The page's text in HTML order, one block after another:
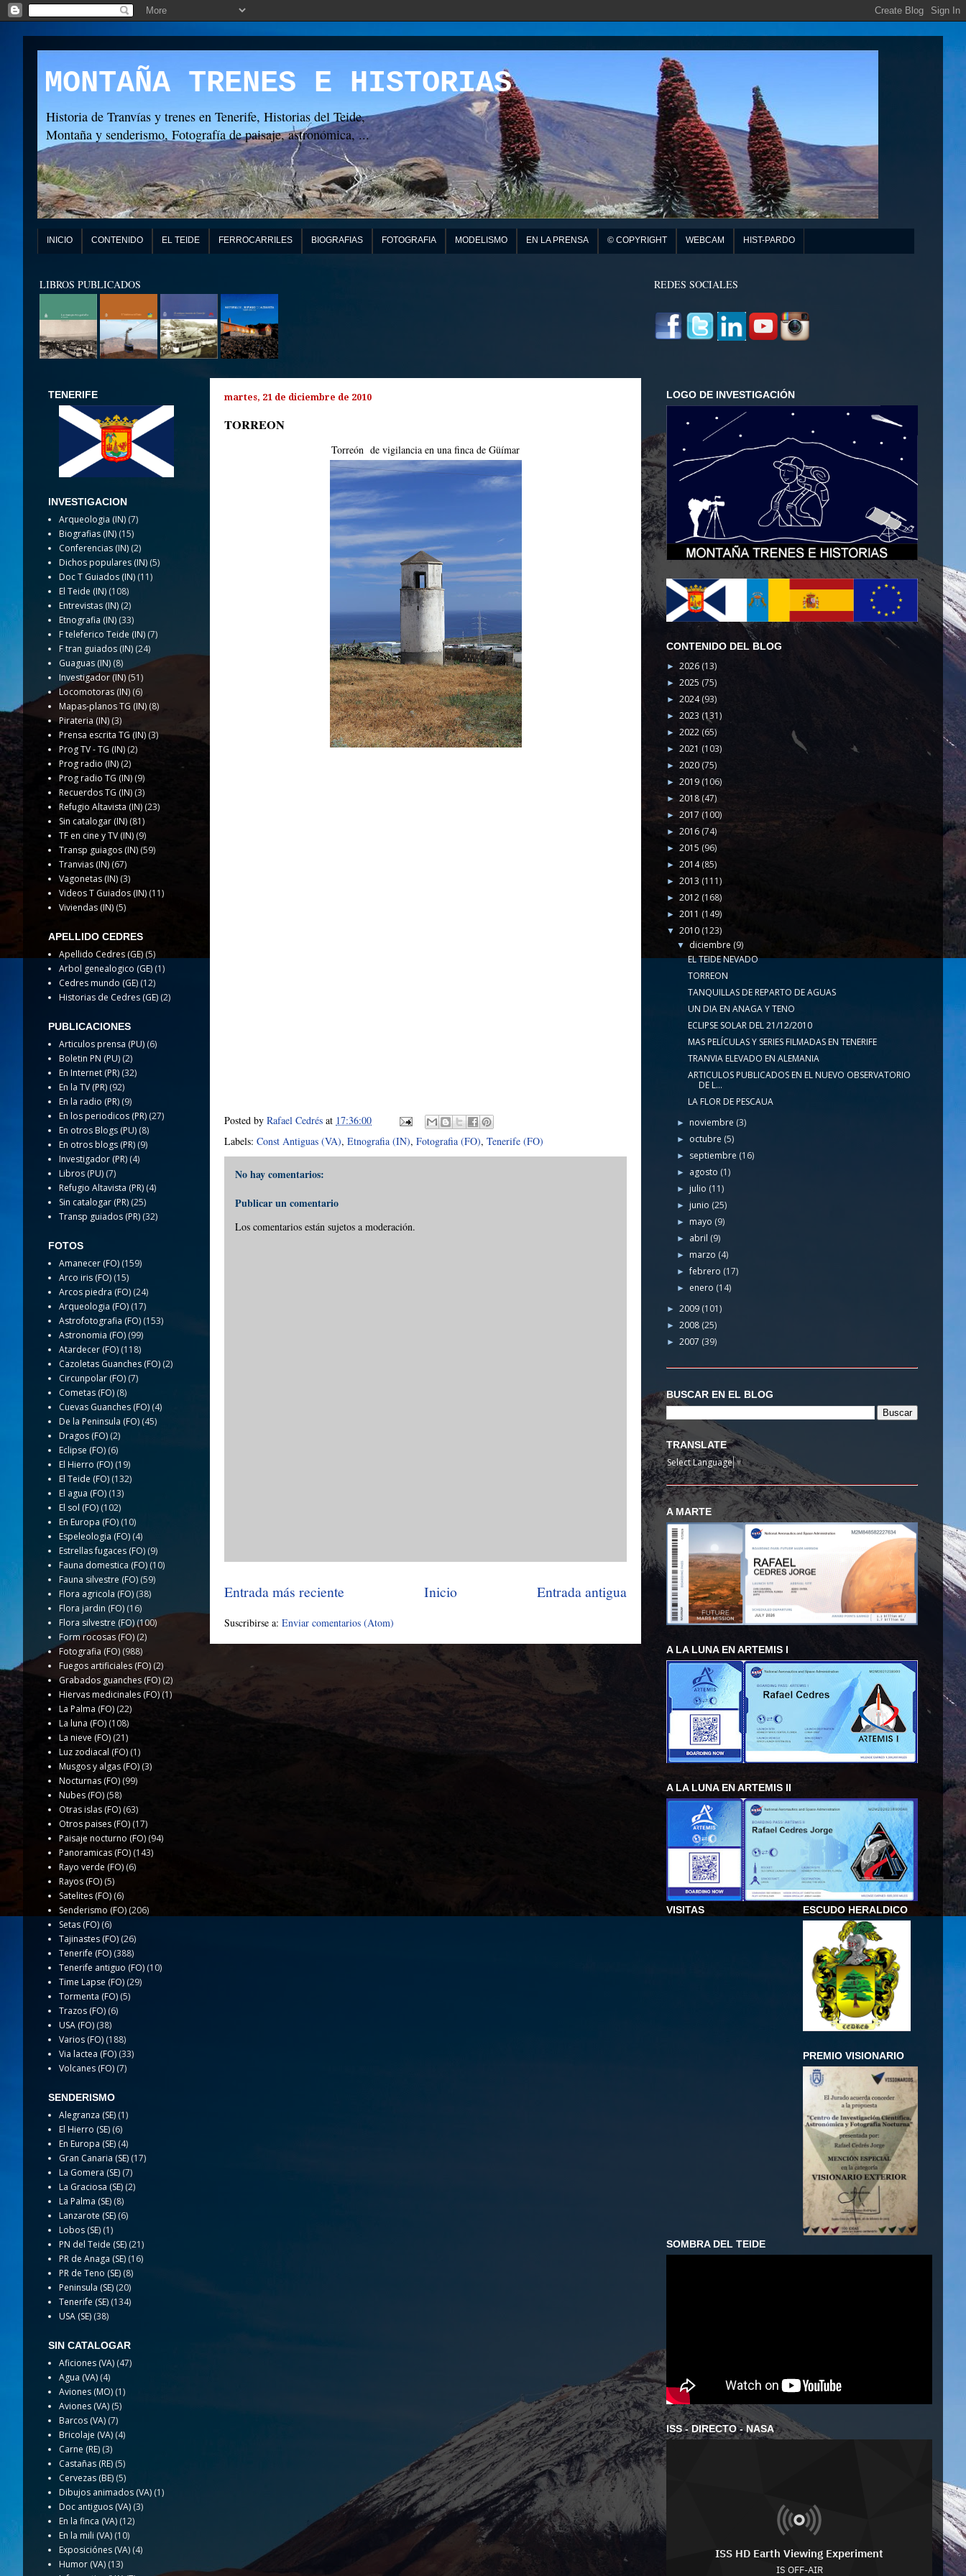
MONTAÑA TRENES E HISTORIAS
Historia de Tranvías y trenes en Tenerife, Historias del Teide,
Montaña y senderismo, Fotografía de paisaje, astronómica, ...
INICIO CONTENIDO EL TEIDE FERROCARRILES BIOGRAFIAS FOTOGRAFIA MODELISMO EN LA PRENSA © COPYRIGHT WEBCAM HIST-PARDO
LIBROS PUBLICADOS REDES SOCIALES
martes, 21 de diciembre de 2010
TORREON
Torreón de vigilancia en una finca de Güímar
Posted by Rafael Cedrés at 17:36:00
Labels: Const Antiguas (VA), Etnografia (IN), Fotografia (FO), Tenerife (FO)
No hay comentarios:
Publicar un comentario
Los comentarios están sujetos a moderación.
Entrada más reciente Entrada antigua
Inicio
Suscribirse a: Enviar comentarios (Atom)
TENERIFE
INVESTIGACION
Arqueologia (IN) (7)
Biografias (IN) (15)
Conferencias (IN) (2)
Dichos populares (IN) (5)
Doc T Guiados (IN) (11)
El Teide (IN) (108)
Entrevistas (IN) (2)
Etnografia (IN) (33)
F teleferico Teide (IN) (7)
F tran guiados (IN) (24)
Guaguas (IN) (8)
Investigador (IN) (51)
Locomotoras (IN) (6)
Mapas-planos TG (IN) (8)
Pirateria (IN) (3)
Prensa escrita TG (IN)(3)
Prog TV - TG (IN) (2)
Prog radio (IN) (2)
Prog radio TG (IN) (9)
Recuerdos TG (IN) (3)
Refugio Altavista (IN) (23)
Sin catalogar (IN) (81)
TF en cine y TV (IN) (9)
Transp guiagos (IN)(59)
Tranvias (IN) (67)
Vagonetas (IN) (3)
Videos T Guiados (IN) (11)
Viviendas (IN) (5)
APELLIDO CEDRES
Apellido Cedres (GE) (5)
Arbol genealogico (GE) (1)
Cedres mundo (GE) (12)
Historias de Cedres (GE) (2)
PUBLICACIONES
Articulos prensa (PU) (6)
Boletin PN (PU) (2)
En Internet (PR) (32)
En la TV (PR) (92)
En la radio (PR) (9)
En los periodicos (PR) (27)
En otros Blogs (PU) (8)
En otros blogs (PR) (9)
Investigador (PR) (4)
Libros (PU) (7)
Refugio Altavista (PR) (4)
Sin catalogar (PR) (25)
Transp guiados (PR) (32)
FOTOS
Amanecer (FO) (159)
Arco iris (FO) (15)
Arcos piedra (FO) (24)
Arqueologia (FO) (17)
Astrofotografia (FO) (153)
Astronomia (FO) (99)
Atardecer (FO) (118)
Cazoletas Guanches (FO) (2)
Circunpolar (FO) (7)
Cometas (FO) (8)
Cuevas Guanches (FO) (4)
De la Peninsula (FO) (45)
Dragos (FO) (2)
Eclipse (FO) (6)
El Hierro (FO) (19)
El Teide (FO) (132)
El agua (FO) (13)
El sol (FO) (102)
En Europa (FO) (10)
Espeleologia (FO) (4)
Estrellas fugaces (FO) (9)
Fauna domestica (FO) (10)
Fauna silvestre (FO) (59)
Flora agricola (FO) (38)
Flora jardin (FO) (16)
Flora silvestre (FO)(100)
Form rocosas (FO) (2)
Fotografia (FO) (988)
Fuegos artificiales (FO) (2)
Grabados guanches (FO) (2)
Hiervas medicinales (FO)(1)
La Palma (FO) (22)
La luna (FO) (108)
La nieve (FO) (21)
Luz zodiacal (FO) (1)
Musgos y algas (FO) (3)
Nocturnas (FO) (99)
Nubes (FO) (58)
Otras islas (FO) (63)
Otros paises (FO) (17)
Paisaje nocturno (FO) (94)
Panoramicas (FO) (143)
Rayo verde (FO) (6)
Rayos (FO) (5)
Satelites (FO) (6)
Senderismo (FO) (206)
Setas (FO) (6)
Tajinastes (FO) (26)
Tenerife (FO) (388)
Tenerife antiguo (FO) (10)
Time Lapse (FO) (29)
Tormenta (FO) (5)
Trazos (FO) (6)
USA (FO) (38)
Varios (FO) (188)
Via lactea (FO) (33)
Volcanes (FO) (7)
SENDERISMO
Alegranza (SE) (1)
El Hierro (SE) (6)
En Europa (SE) (4)
Gran Canaria (SE) (17)
La Gomera (SE) (7)
La Graciosa (SE) (2)
La Palma (SE) (8)
Lanzarote (SE) (6)
Lobos (SE) (1)
PN del Teide (SE) (21)
PR de Anaga (SE) (16)
PR de Teno (SE) (8)
Peninsula (SE) (20)
Tenerife (SE) (134)
USA (SE) (38)
SIN CATALOGAR
Aficiones (VA) (47)
Agua (VA) (4)
Aviones (MO) (1)
Aviones (VA) (5)
Barcos (VA) (7)
Bricolaje (VA) (4)
Carne (RE) (3)
Castañas (RE) (5)
Cervezas (BE) (5)
Dibujos animados (VA) (1)
Doc antiguos (VA) (3)
En la finca (VA) (12)
En la mili (VA) (10)
Exposiciónes (VA) (4)
Humor (VA) (13)
LOGO DE INVESTIGACIÓN
CONTENIDO DEL BLOG
► 2026(13)
► 2025 (75)
► 2024(93)
► 2023 (131)
► 2022 (65)
► 2021 (103)
► 2020 (75)
► 2019 (106)
► 2018 (47)
► 2017 (100)
► 2016 (74)
► 2015 (96)
► 2014(85)
► 2013 (111)
► 2012 (168)
► 2011 (149)
▼ 2010 (123)
▼diciembre (9)
EL TEIDE NEVADO
TORREON
TANQUILLAS DE REPARTO DE AGUAS
UN DIA EN ANAGA Y TENO
ECLIPSE SOLAR DEL 21/12/2010
MAS PELÍCULAS Y SERIES FILMADAS EN TENERIFE
TRANVIA ELEVADO EN ALEMANIA
ARTICULOS PUBLICADOS EN EL NUEVO OBSERVATORIO
DE L...
LA FLOR DE PESCAUA
► noviembre (3)
► octubre (5)
► septiembre (16)
► agosto (1)
► julio (11)
► junio (25)
► mayo (9)
► abril (9)
► marzo (4)
►febrero (17)
► enero (14)
► 2009 (101)
► 2008 (25)
► 2007 (39)
BUSCAR EN EL BLOG
TRANSLATE
Select Language▼
A MARTE
A LA LUNA EN ARTEMIS I
A LA LUNA EN ARTEMIS II
VISITAS ESCUDO HERALDICO
PREMIO VISIONARIO
SOMBRA DEL TEIDE
ISS - DIRECTO - NASA